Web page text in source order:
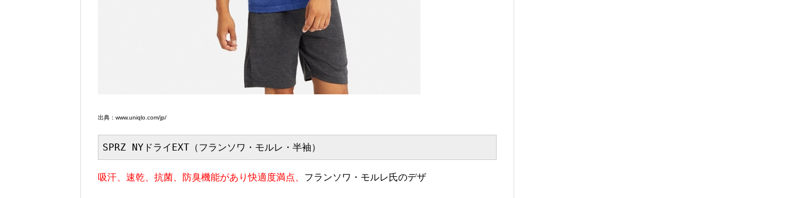
出典：www.uniqlo.com/jp/
SPRZ NYドライEXT（フランソワ・モルレ・半袖）
吸汗、速乾、抗菌、防臭機能があり快適度満点、 フランソワ・モルレ氏のデザ